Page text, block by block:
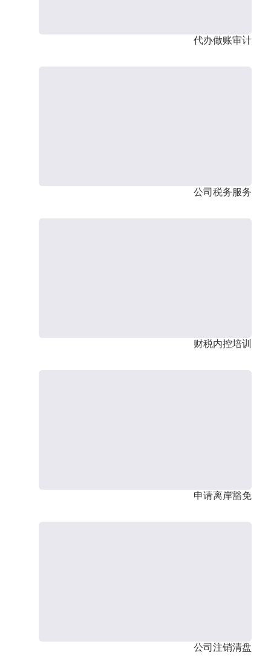
代办做账审计
公司税务服务
财税内控培训
申请离岸豁免
公司注销清盘